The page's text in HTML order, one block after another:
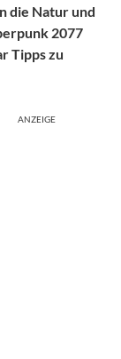
die Natur und
2077
Tipps zu
ANZEIGE